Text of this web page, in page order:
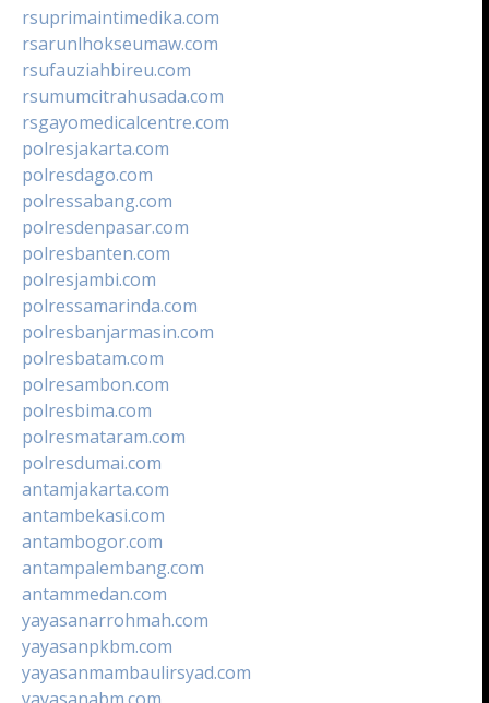
rsuprimaintimedika.com
rsarunlhokseumaw.com
rsufauziahbireu.com
rsumumcitrahusada.com
rsgayomedicalcentre.com
polresjakarta.com
polresdago.com
polressabang.com
polresdenpasar.com
polresbanten.com
polresjambi.com
polressamarinda.com
polresbanjarmasin.com
polresbatam.com
polresambon.com
polresbima.com
polresmataram.com
polresdumai.com
antamjakarta.com
antambekasi.com
antambogor.com
antampalembang.com
antammedan.com
yayasanarrohmah.com
yayasanpkbm.com
yayasanmambaulirsyad.com
yayasanabm.com